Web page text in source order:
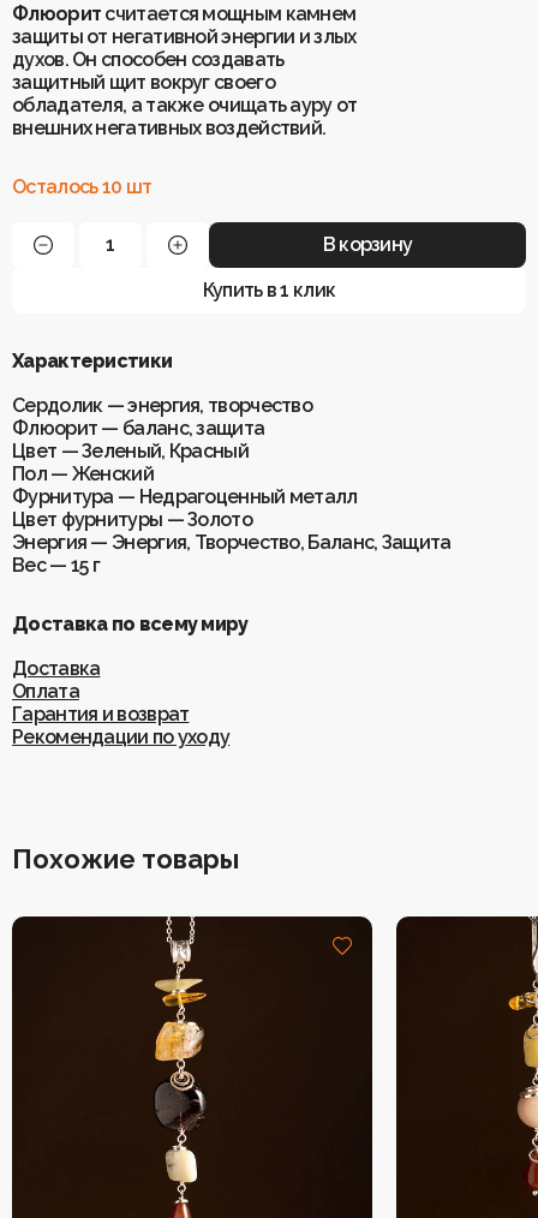
Флюорит считается мощным камнем
защиты от негативной энергии и злых
духов. Он способен создавать
защитный щит вокруг своего
обладателя, а также очищать ауру от
внешних негативных воздействий.
Осталось 10 шт
В корзину
Купить в 1 клик
Характеристики
Сердолик — энергия, творчество
Флюорит — баланс, защита
Цвет — Зеленый, Красный
Пол — Женский
Фурнитура — Недрагоценный металл
Цвет фурнитуры — Золото
Энергия — Энергия, Творчество, Баланс, Защита
Вес — 15 г
Доставка по всему миру
Доставка
Оплата
Гарантия и возврат
Рекомендации по уходу
Похожие товары